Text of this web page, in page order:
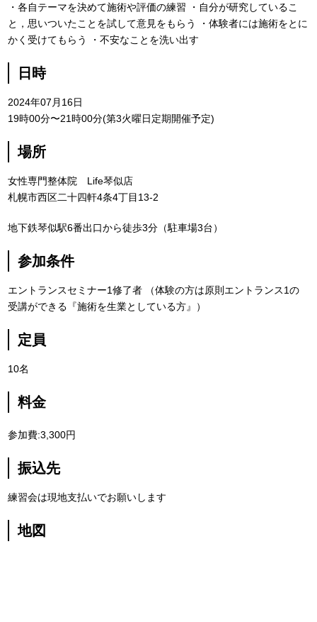
・各自テーマを決めて施術や評価の練習 ・自分が研究しているこ
と，思いついたことを試して意見をもらう
・体験者には施術をとに
かく受けてもらう
・不安なことを洗い出す
日時
2024年07月16日
19時00分〜21時00分(第3火曜日定期開催予定)
場所
女性専門整体院 Life琴似店
札幌市西区二十四軒4条4丁目13-2
地下鉄琴似駅6番出口から徒歩3分（駐車場3台）
参加条件
エントランスセミナー1修了者 （体験の方は原則エントランス1の
受講ができる『施術を生業としている方』）
定員
10名
料金
参加費:3,300円
振込先
練習会は現地支払いでお願いします
地図